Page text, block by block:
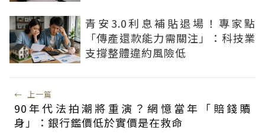
青安3.0利息補貼退場！專家點
「傳產還款能力需關注」：科技業
支撐整體違約風險低
← 上一篇
90年代法拍潮將重演？網憶當年「賠錢贖
身」：銀行鑑價低於實價是在救命